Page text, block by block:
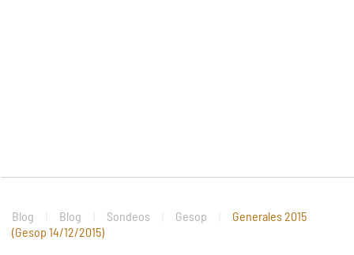
Blog Blog Sondeos Gesop
Generales 2015
(Gesop 14/12/2015)